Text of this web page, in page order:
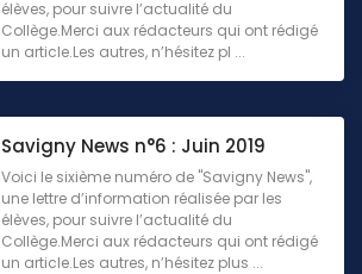
élèves, pour suivre l’actualité du
Collège.Merci aux rédacteurs qui ont rédigé
un article.Les autres, n’hésitez pl ...
Savigny News n°6 : Juin 2019
Voici le sixième numéro de "Savigny News",
une lettre d’information réalisée par les
élèves, pour suivre l’actualité du
Collège.Merci aux rédacteurs qui ont rédigé
un article.Les autres, n’hésitez plus ...